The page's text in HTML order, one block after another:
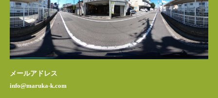
メールアドレス
info@maruka-k.com